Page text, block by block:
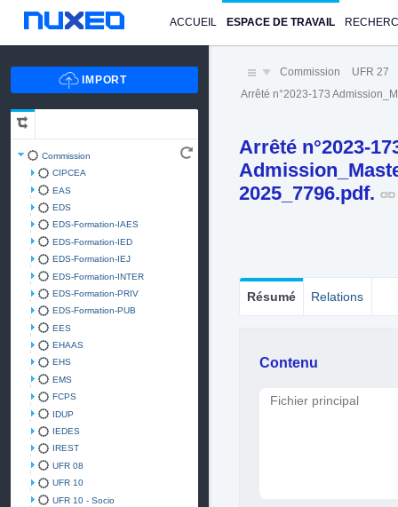
ACCUEIL ESPACE DE TRAVAIL
Commission
CIPCEA
EAS
EDS
EDS-Formation-IAES
EDS-Formation-IED
EDS-Formation-IEJ
EDS-Formation-INTER
EDS-Formation-PRIV
EDS-Formation-PUB
EES
EHAAS
EHS
EMS
FCPS
IDUP
IEDES
IREST
UFR 08
UFR 10
UFR 10 - Socio
Commission UFR 27
Arrêté n°2023-173
Arrêté n°2023-
2025_7796.pdf.
Résumé Relations
Contenu
Fichier principal